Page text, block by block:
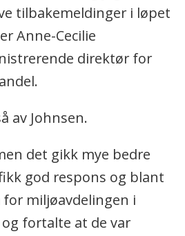
tilbakemeldinger i løpet
Anne-Cecilie
direktør for
av Johnsen.
det gikk mye bedre
god respons og blant
miljøavdelingen i
fortalte at de var